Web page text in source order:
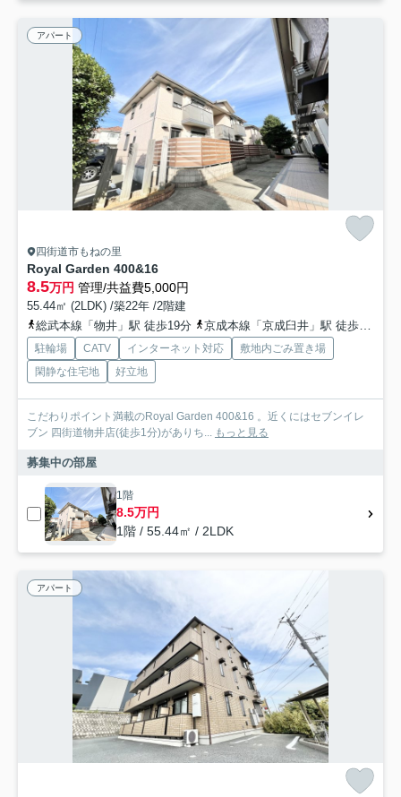
アパート
四街道市もねの里
Royal Garden 400&16
8.5万円 管理/共益費5,000円
55.44㎡ (2LDK) /築22年 /2階建
総武本線「物井」駅 徒歩19分
京成本線「京成臼井」駅 徒歩54分
駐輪場 CATV インターネット対応
敷地内ごみ置き場
閑静な住宅地
好立地
こだわりポイント満載のRoyal Garden 400&16 。近くにはセブンイレ
ブン 四街道物井店(徒歩1分)がありち... もっと見る
募集中の部屋
1階
8.5万円
1階 / 55.44㎡ / 2LDK
アパート